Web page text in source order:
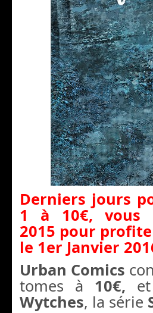
Derniers jours
1 à 10€, vous
2015 pour
le 1er Janvier
Urban Comics
tomes à 10€,
Wytches, la série